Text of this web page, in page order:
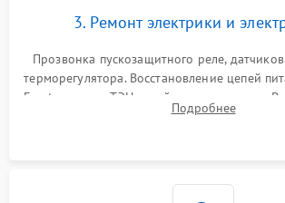
3. Ремонт электрики и
Прозвонка пускозащитного реле,
терморегулятора. Восстановление цепей
Frost, включая ТЭН оттайки и вентилятор.
платы управления при сбоях
Подробнее